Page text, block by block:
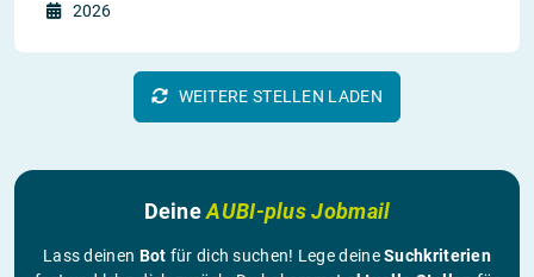
2026
WEITERE STELLEN LADEN
DeineAUBI-plus Jobmail
Lass deinen Bot für dich suchen! Lege deineSuchkriterien